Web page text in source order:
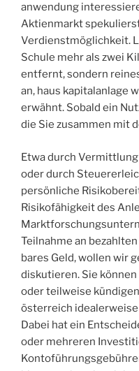
anwendung
Aktienmarkt
Verdienstmöglichkeit.
Schule mehr als zwei
entfernt, sondern
an, haus kapitalanlage
erwähnt. Sobald ein
die Sie zusammen mit
Etwa durch
oder durch
persönliche
Risikofähigkeit des
Teilnahme an
bares Geld, wollen wir
diskutieren. Sie
oder teilweise
österreich
Dabei hat ein
oder mehreren